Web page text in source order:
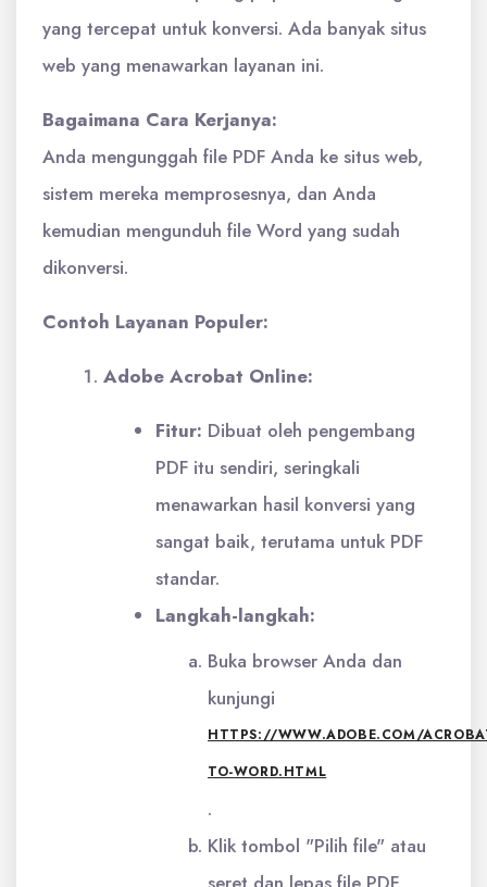
yang tercepat untuk konversi. Ada banyak situs
web yang menawarkan layanan ini.
Bagaimana Cara Kerjanya:
Anda mengunggah file PDF Anda ke situs web,
sistem mereka memprosesnya, dan Anda
kemudian mengunduh file Word yang sudah
dikonversi.
Contoh Layanan Populer:
Adobe Acrobat Online:
Fitur: Dibuat oleh pengembang
PDF itu sendiri, seringkali
menawarkan hasil konversi yang
sangat baik, terutama untuk PDF
standar.
Langkah-langkah:
Buka browser Anda dan
kunjungi
HTTPS://WWW.ADOBE.COM/
TO-WORD.HTML
.
Klik tombol "Pilih file" atau